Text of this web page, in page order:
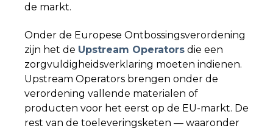
de markt.
Onder de Europese Ontbossingsverordening
zijn het de Upstream Operators die een
zorgvuldigheidsverklaring moeten indienen.
Upstream Operators brengen onder de
verordening vallende materialen of
producten voor het eerst op de EU-markt. De
rest van de toeleveringsketen — waaronder